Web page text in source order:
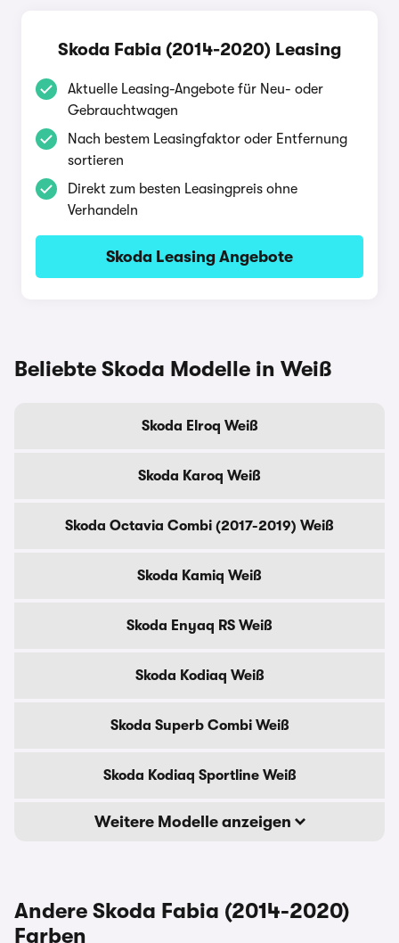
Skoda Fabia (2014-2020) Leasing
Aktuelle Leasing-Angebote für Neu- oder
Gebrauchtwagen
Nach bestem Leasingfaktor oder Entfernung
sortieren
Direkt zum besten Leasingpreis ohne
Verhandeln
Skoda Leasing Angebote
Beliebte Skoda Modelle in Weiß
Skoda Elroq Weiß
Skoda Karoq Weiß
Skoda Octavia Combi (2017-2019) Weiß
Skoda Kamiq Weiß
Skoda Enyaq RS Weiß
Skoda Kodiaq Weiß
Skoda Superb Combi Weiß
Skoda Kodiaq Sportline Weiß
Weitere Modelle anzeigen
Andere Skoda Fabia (2014-2020)
Farben